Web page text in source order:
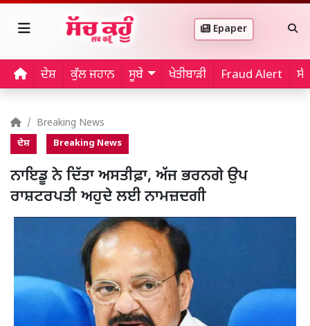
Epaper
ਦੇਸ਼ ਕੁੱਲ ਜਹਾਨ ਸੂਬੇ ਖੇਤੀਬਾੜੀ Fraud Alert
Breaking News
ਦੇਸ਼ Breaking News
ਨਾਇਡੂ ਨੇ ਦਿੱਤਾ ਅਸਤੀਫ਼ਾ, ਅੱਜ ਭਰਨਗੇ ਉਪ
ਰਾਸ਼ਟਰਪਤੀ ਅਹੁਦੇ ਲਈ ਨਾਮਜ਼ਦਗੀ